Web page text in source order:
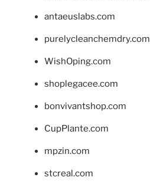
antaeuslabs.com
purelycleanchemdry.com
WishOping.com
shoplegacee.com
bonvivantshop.com
CupPlante.com
mpzin.com
stcreal.com